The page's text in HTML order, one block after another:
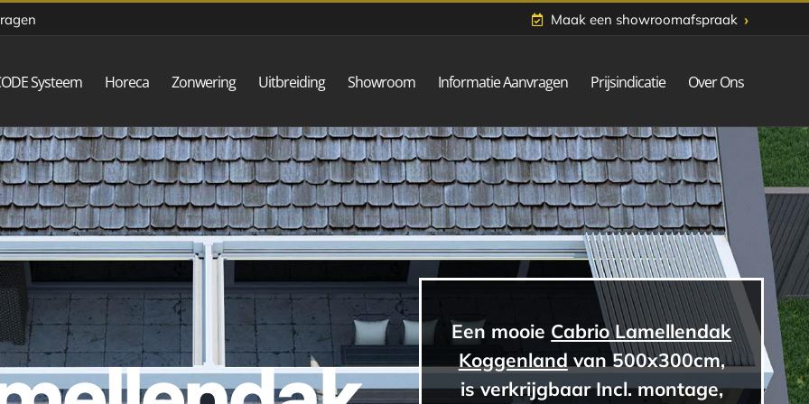
Maak een showroomafspraak ›
Systeem Horeca Zonwering Uitbreiding Showroom Informatie Aanvragen Prijsindicatie Over Ons
Een mooie Cabrio Lamellendak
Koggenland van 500x300cm,
is verkrijgbaar Incl. montage,